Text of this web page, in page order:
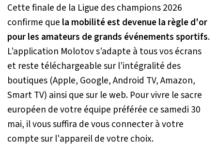
Cette finale de la Ligue des champions 2026
confirme que la mobilité est devenue la règle d'or
pour les amateurs de grands événements sportifs.
L’application Molotov s’adapte à tous vos écrans
et reste téléchargeable sur l’intégralité des
boutiques (Apple, Google, Android TV, Amazon,
Smart TV) ainsi que sur le web. Pour vivre le sacre
européen de votre équipe préférée ce samedi 30
mai, il vous suffira de vous connecter à votre
compte sur l'appareil de votre choix.